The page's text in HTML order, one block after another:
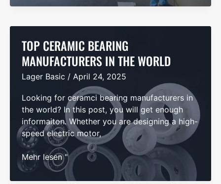
Hersteller
Drehkranzlagern
weltweit:
Ein
umfassender
Leitfaden
2025
TOP CERAMIC BEARING
MANUFACTURERS IN THE WORLD
Lager Basic / April 24, 2025
Looking for ceramci bearing manufacturers in
the world? In this post, you will get enough
informaiton. Whether you are designing a high-
speed electric motor,
TOP
Ceramic
Bearing
Mehr lesen "